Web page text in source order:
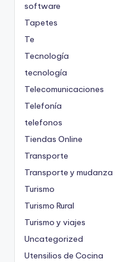
software
Tapetes
Te
Tecnología
tecnología
Telecomunicaciones
Telefonía
telefonos
Tiendas Online
Transporte
Transporte y mudanza
Turismo
Turismo Rural
Turismo y viajes
Uncategorized
Utensilios de Cocina